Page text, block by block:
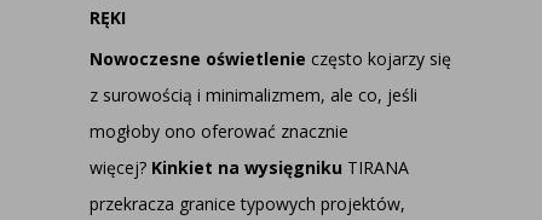
RĘKI
Nowoczesne oświetlenie często kojarzy się
z surowością i minimalizmem, ale co, jeśli
mogłoby ono oferować znacznie
więcej? Kinkiet na wysięgniku TIRANA
przekracza granice typowych projektów,